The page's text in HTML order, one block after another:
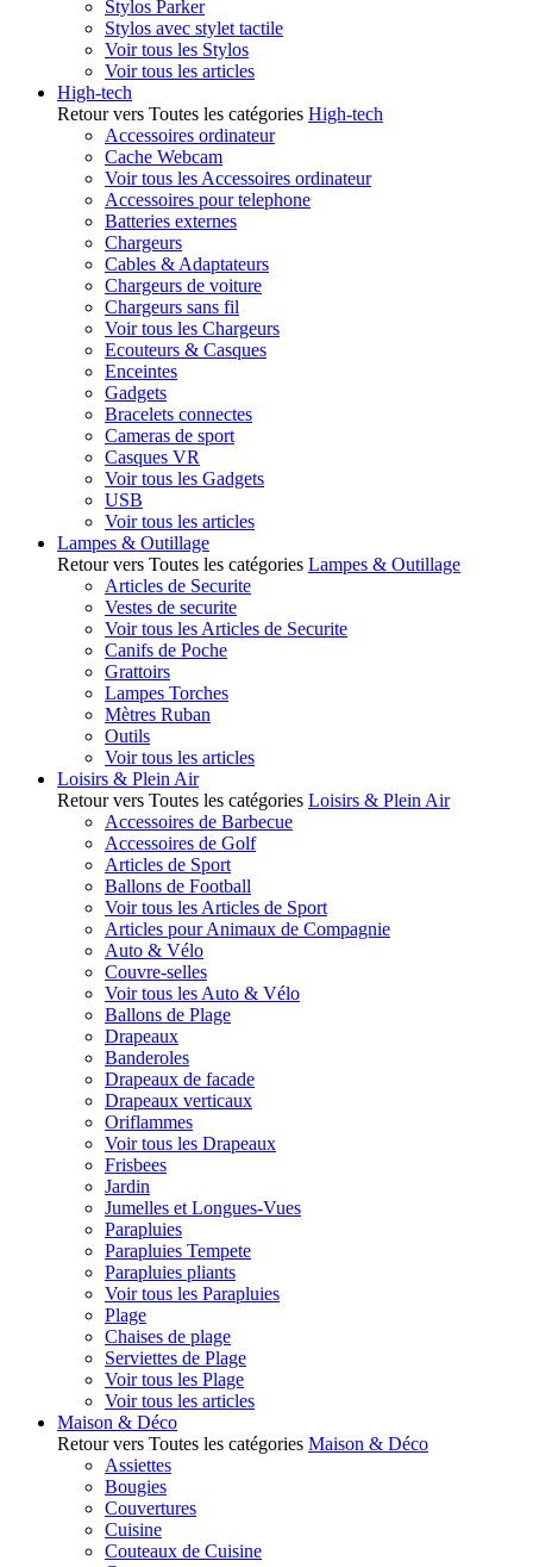
Stylos Parker
Stylos avec stylet tactile
Voir tous les Stylos
Voir tous les articles
High-tech
Retour vers Toutes les catégories High-tech
Accessoires ordinateur
Cache Webcam
Voir tous les Accessoires ordinateur
Accessoires pour telephone
Batteries externes
Chargeurs
Cables & Adaptateurs
Chargeurs de voiture
Chargeurs sans fil
Voir tous les Chargeurs
Ecouteurs & Casques
Enceintes
Gadgets
Bracelets connectes
Cameras de sport
Casques VR
Voir tous les Gadgets
USB
Voir tous les articles
Lampes & Outillage
Retour vers Toutes les catégories Lampes & Outillage
Articles de Securite
Vestes de securite
Voir tous les Articles de Securite
Canifs de Poche
Grattoirs
Lampes Torches
Mètres Ruban
Outils
Voir tous les articles
Loisirs & Plein Air
Retour vers Toutes les catégories Loisirs & Plein Air
Accessoires de Barbecue
Accessoires de Golf
Articles de Sport
Ballons de Football
Voir tous les Articles de Sport
Articles pour Animaux de Compagnie
Auto & Vélo
Couvre-selles
Voir tous les Auto & Vélo
Ballons de Plage
Drapeaux
Banderoles
Drapeaux de facade
Drapeaux verticaux
Oriflammes
Voir tous les Drapeaux
Frisbees
Jardin
Jumelles et Longues-Vues
Parapluies
Parapluies Tempete
Parapluies pliants
Voir tous les Parapluies
Plage
Chaises de plage
Serviettes de Plage
Voir tous les Plage
Voir tous les articles
Maison & Déco
Retour vers Toutes les catégories Maison & Déco
Assiettes
Bougies
Couvertures
Cuisine
Couteaux de Cuisine